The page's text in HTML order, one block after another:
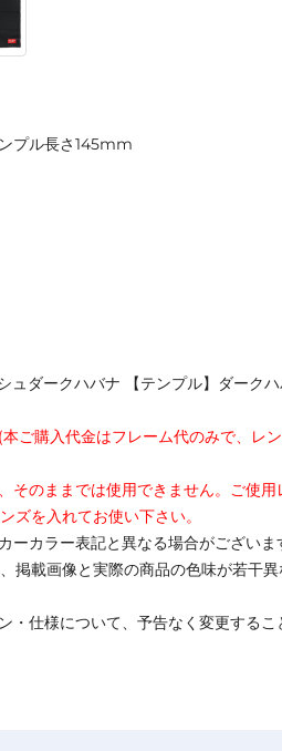
プル長さ145mm
ュダークハバナ 【テンプル】ダーク
ご購入代金はフレーム代のみで、レ
そのままでは使用できません。ご使用
ズを入れてお使い下さい。
カラー表記と異なる場合がございま
掲載画像と実際の商品の色味が若干
仕様について、予告なく変更するこ